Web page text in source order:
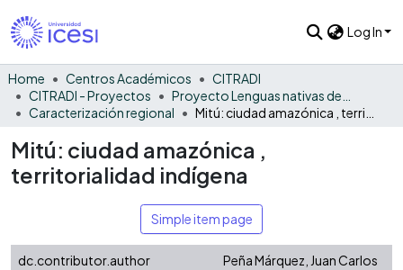
Log In
Home Centros Académicos
CITRADI
CITRADI - Proyectos
Caracterización regional
Mitú: ciudad amazónica ,
territorialidad indígena
Simple item page
dc.contributor.author
Peña Márquez, Juan Carlos